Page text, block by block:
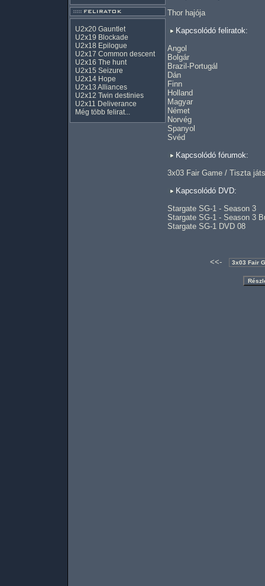
U2x20 Gauntlet
U2x19 Blockade
U2x18 Epilogue
U2x17 Common descent
U2x16 The hunt
U2x15 Seizure
U2x14 Hope
U2x13 Alliances
U2x12 Twin destinies
U2x11 Deliverance
Még több felirat...
Thor hajója
Kapcsolódó feliratok:
Angol
Bolgár
Brazil-Portugál
Dán
Finn
Holland
Magyar
Német
Norvég
Spanyol
Svéd
Kapcsolódó fórumok:
3x03 Fair Game / Tiszta
Kapcsolódó DVD:
Stargate SG-1 - Season 3
Stargate SG-1 - Season 3
Stargate SG-1 DVD 08
<<-